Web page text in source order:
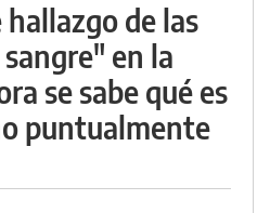
de las
en la
se sabe qué es
puntualmente